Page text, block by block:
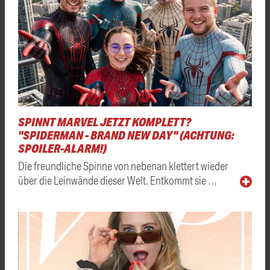
SPINNT MARVEL JETZT KOMPLETT?
"SPIDERMAN - BRAND NEW DAY" (ACHTUNG:
SPOILER-ALARM!)
Die freundliche Spinne von nebenan klettert wieder
über die Leinwände dieser Welt. Entkommt sie …